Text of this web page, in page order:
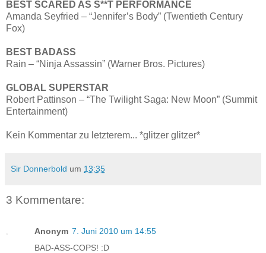
BEST SCARED AS S**T PERFORMANCE
Amanda Seyfried – “Jennifer’s Body” (Twentieth Century
Fox)
BEST BADASS
Rain – “Ninja Assassin” (Warner Bros. Pictures)
GLOBAL SUPERSTAR
Robert Pattinson – “The Twilight Saga: New Moon” (Summit
Entertainment)
Kein Kommentar zu letzterem... *glitzer glitzer*
Sir Donnerbold um 13:35
3 Kommentare:
Anonym 7. Juni 2010 um 14:55
BAD-ASS-COPS! :D